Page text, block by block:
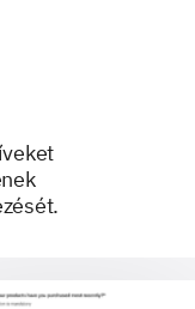
events better.